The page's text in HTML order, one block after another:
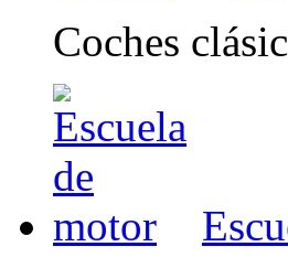
Coches